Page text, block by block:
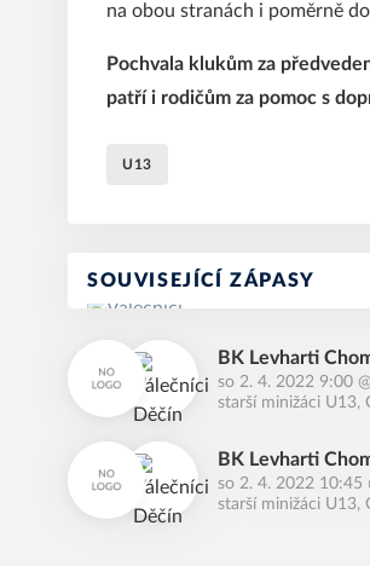
na obou stranách i poměrně
Pochvala klukům za
patří i rodičům za pomoc s
U13
SOUVISEJÍCÍ ZÁPASY
BK Levharti
so 2. 4. 2022 9:00 @
starší minižáci U13,
BK Levharti
so 2. 4. 2022 10:45
starší minižáci U13,